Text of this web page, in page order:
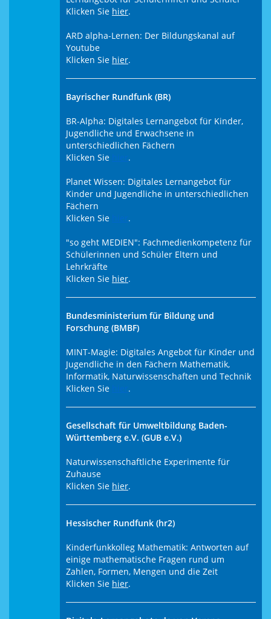
Klicken Sie hier.
ARD alpha-Lernen: Der Bildungskanal auf
Youtube
Klicken Sie hier.
Bayrischer Rundfunk (BR)
BR-Alpha: Digitales Lernangebot für Kinder,
Jugendliche und Erwachsene in
unterschiedlichen Fächern
Klicken Sie
hier .
Planet Wissen: Digitales Lernangebot für
Kinder und Jugendliche in unterschiedlichen
Fächern
Klicken Sie
hier .
"so geht MEDIEN": Fachmedienkompetenz für
Schülerinnen und Schüler Eltern und
Lehrkräfte
Klicken Sie hier.
Bundesministerium für Bildung und
Forschung (BMBF)
MINT-Magie: Digitales Angebot für Kinder und
Jugendliche in den Fächern Mathematik,
Informatik, Naturwissenschaften und Technik
Klicken Sie
hier .
Gesellschaft für Umweltbildung Baden-
Württemberg e.V. (GUB e.V.)
Naturwissenschaftliche Experimente für
Zuhause
Klicken Sie hier.
Hessischer Rundfunk (hr2)
Kinderfunkkolleg Mathematik: Antworten auf
einige mathematische Fragen rund um
Zahlen, Formen, Mengen und die Zeit
Klicken Sie hier.